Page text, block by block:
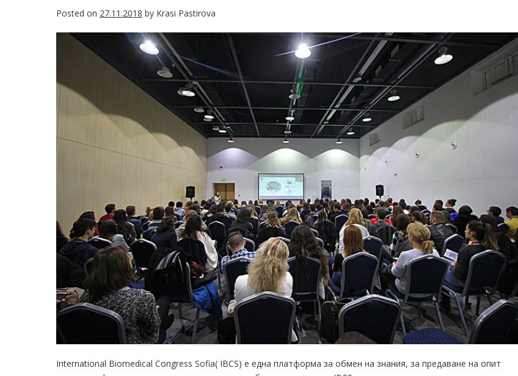
Posted on 27.11.2018 by Krasi Pastirova
International Biomedical Congress Sofia( IBCS) е една платформа за обмен на знания, за предаване на опит